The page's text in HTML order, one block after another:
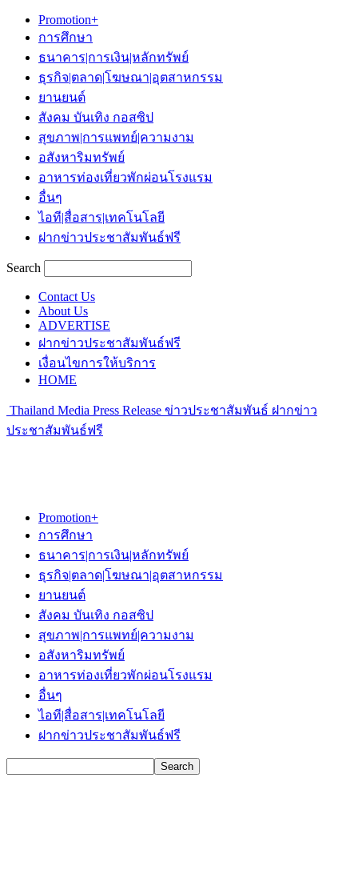
Promotion+
การศึกษา
ธนาคาร|การเงิน|หลักทรัพย์
ธุรกิจ|ตลาด|โฆษณา|อุตสาหกรรม
ยานยนต์
สังคม บันเทิง กอสซิป
สุขภาพ|การแพทย์|ความงาม
อสังหาริมทรัพย์
อาหารท่องเที่ยวพักผ่อนโรงแรม
อื่นๆ
ไอที|สื่อสาร|เทคโนโลยี
ฝากข่าวประชาสัมพันธ์ฟรี
Search
Contact Us
About Us
ADVERTISE
ฝากข่าวประชาสัมพันธ์ฟรี
เงื่อนไขการให้บริการ
HOME
Thailand Media Press Release ข่าวประชาสัมพันธ์ ฝากข่าว
ประชาสัมพันธ์ฟรี
Promotion+
การศึกษา
ธนาคาร|การเงิน|หลักทรัพย์
ธุรกิจ|ตลาด|โฆษณา|อุตสาหกรรม
ยานยนต์
สังคม บันเทิง กอสซิป
สุขภาพ|การแพทย์|ความงาม
อสังหาริมทรัพย์
อาหารท่องเที่ยวพักผ่อนโรงแรม
อื่นๆ
ไอที|สื่อสาร|เทคโนโลยี
ฝากข่าวประชาสัมพันธ์ฟรี